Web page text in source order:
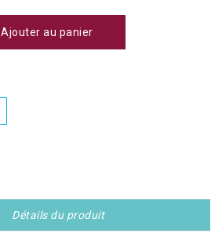
Ajouter au panier
Détails du produit